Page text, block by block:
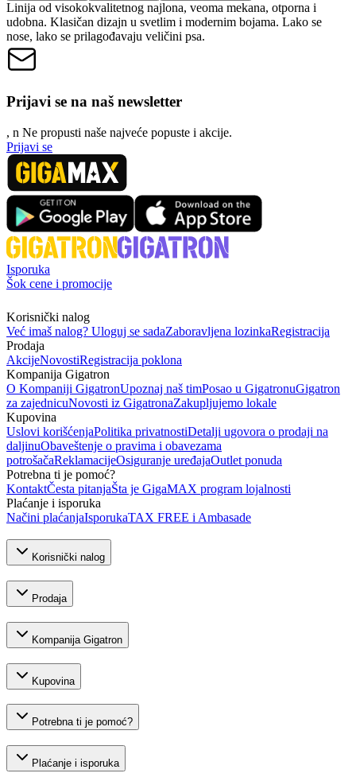
Linija od visokokvalitetnog najlona, veoma mekana, otporna i
udobna. Klasičan dizajn u svetlim i modernim bojama. Lako se
nose, lako se prilagođavaju veličini psa.
Prijavi se na naš newsletter
, n Ne propusti naše najveće popuste i akcije.
Prijavi se
Isporuka
Šok cene i promocije
Korisnički nalog
Već imaš nalog? Uloguj se sadaZaboravljena lozinkaRegistracija
Prodaja
AkcijeNovostiRegistracija poklona
Kompanija Gigatron
O Kompaniji GigatronUpoznaj naš timPosao u GigatronuGigatron
za zajednicuNovosti iz GigatronaZakupljujemo lokale
Kupovina
Uslovi korišćenjaPolitika privatnostiDetalji ugovora o prodaji na
daljinuObaveštenje o pravima i obavezama
potrošačaReklamacijeOsiguranje uređajaOutlet ponuda
Potrebna ti je pomoć?
KontaktČesta pitanjaŠta je GigaMAX program lojalnosti
Plaćanje i isporuka
Načini plaćanjaIsporukaTAX FREE i Ambasade
Korisnički nalog
Prodaja
Kompanija Gigatron
Kupovina
Potrebna ti je pomoć?
Plaćanje i isporuka